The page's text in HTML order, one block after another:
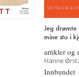
Jeg
mine sto i
artikler og
Hanne
Innbundet